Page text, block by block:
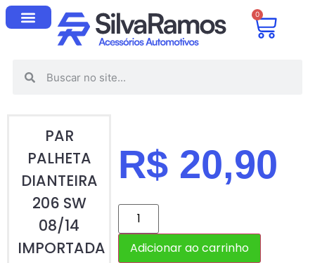
0
PAR
PALHETA
DIANTEIRA
206 SW
08/14
IMPORTADA
R$ 20,90
Adicionar ao carrinho